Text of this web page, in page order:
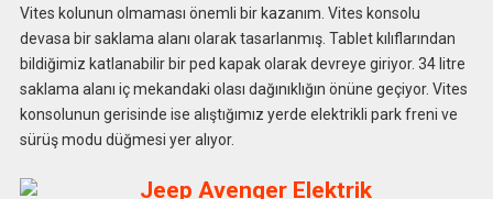
Vites kolunun olmaması önemli bir kazanım. Vites konsolu
devasa bir saklama alanı olarak tasarlanmış. Tablet kılıflarından
bildiğimiz katlanabilir bir ped kapak olarak devreye giriyor. 34 litre
saklama alanı iç mekandaki olası dağınıklığın önüne geçiyor. Vites
konsolunun gerisinde ise alıştığımız yerde elektrikli park freni ve
sürüş modu düğmesi yer alıyor.